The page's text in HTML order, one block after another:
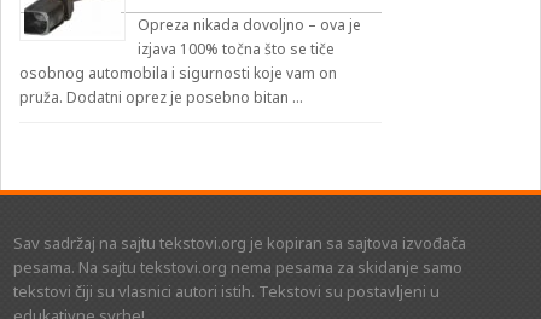
Opreza nikada dovoljno – ova je
izjava 100% točna što se tiče
osobnog automobila i sigurnosti koje vam on
pruža. Dodatni oprez je posebno bitan …
Sav sadržaj na sajtu tekstovi.org je kopiran sa sajtova izvođača
pesama. Na sajtu tekstovi.org nema pesama za skidanje samo
tekstovi čiji su vlasnici autori istih. Tekstovi su postavljeni u